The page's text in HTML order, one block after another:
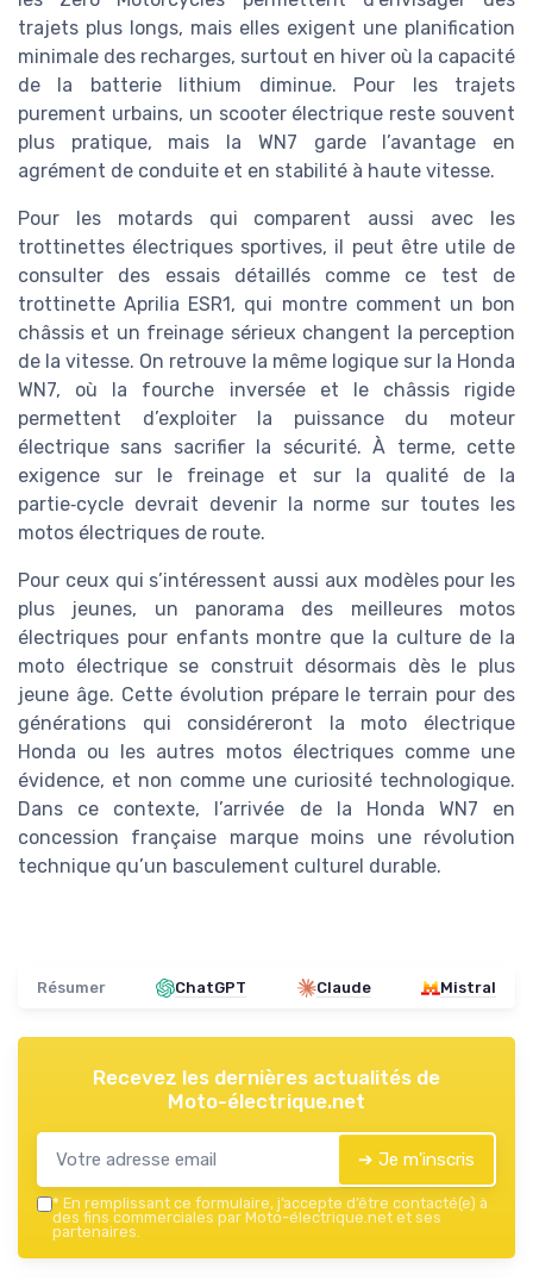
trajets plus longs, mais elles exigent une planification
minimale des recharges, surtout en hiver où la capacité
de la batterie lithium diminue. Pour les trajets
purement urbains, un scooter électrique reste souvent
plus pratique, mais la WN7 garde l’avantage en
agrément de conduite et en stabilité à haute vitesse.
Pour les motards qui comparent aussi avec les
trottinettes électriques sportives, il peut être utile de
consulter des essais détaillés comme ce test de
trottinette Aprilia ESR1, qui montre comment un bon
châssis et un freinage sérieux changent la perception
de la vitesse. On retrouve la même logique sur la Honda
WN7, où la fourche inversée et le châssis rigide
permettent d’exploiter la puissance du moteur
électrique sans sacrifier la sécurité. À terme, cette
exigence sur le freinage et sur la qualité de la
partie‑cycle devrait devenir la norme sur toutes les
motos électriques de route.
Pour ceux qui s’intéressent aussi aux modèles pour les
plus jeunes, un panorama des meilleures motos
électriques pour enfants montre que la culture de la
moto électrique se construit désormais dès le plus
jeune âge. Cette évolution prépare le terrain pour des
générations qui considéreront la moto électrique
Honda ou les autres motos électriques comme une
évidence, et non comme une curiosité technologique.
Dans ce contexte, l’arrivée de la Honda WN7 en
concession française marque moins une révolution
technique qu’un basculement culturel durable.
Résumer ChatGPT Claude Mistral
Recevez les dernières actualités de
Moto-électrique.net
➔ Je m'inscris
* En remplissant ce formulaire, j’accepte d’être contacté(e) à
des fins commerciales par Moto-électrique.net et ses
partenaires.